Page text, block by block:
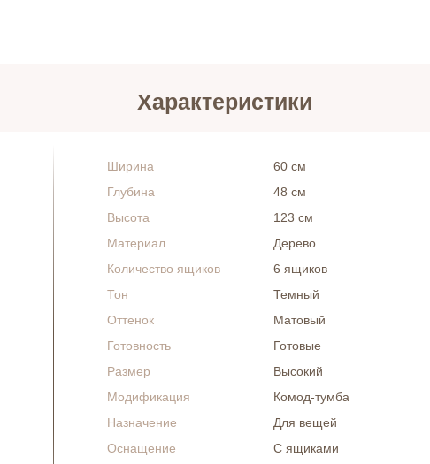
Характеристики
Ширина
60 см
Глубина
48 см
Высота
123 см
Материал
Дерево
Количество ящиков
6 ящиков
Тон
Темный
Оттенок
Матовый
Готовность
Готовые
Размер
Высокий
Модификация
Комод-тумба
Назначение
Для вещей
Оснащение
С ящиками